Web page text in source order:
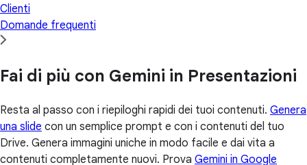
Clienti
Domande frequenti
Fai di più con Gemini in Presentazioni
Resta al passo con i riepiloghi rapidi dei tuoi contenuti. Genera
una slide con un semplice prompt e con i contenuti del tuo
Drive. Genera immagini uniche in modo facile e dai vita a
contenuti completamente nuovi. Prova Gemini in Google